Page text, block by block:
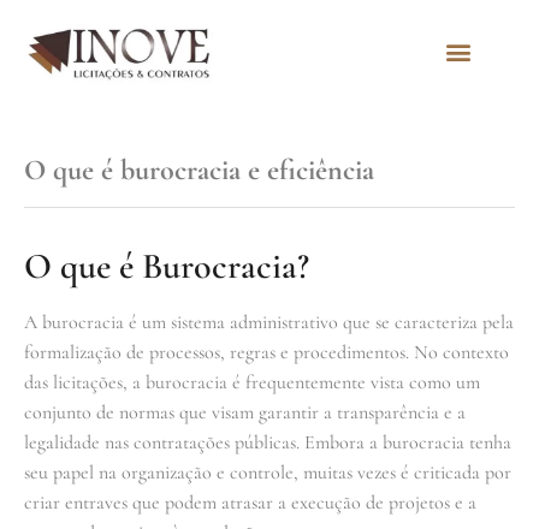
O que é burocracia e eficiência
O que é Burocracia?
A burocracia é um sistema administrativo que se caracteriza pela
formalização de processos, regras e procedimentos. No contexto
das licitações, a burocracia é frequentemente vista como um
conjunto de normas que visam garantir a transparência e a
legalidade nas contratações públicas. Embora a burocracia tenha
seu papel na organização e controle, muitas vezes é criticada por
criar entraves que podem atrasar a execução de projetos e a